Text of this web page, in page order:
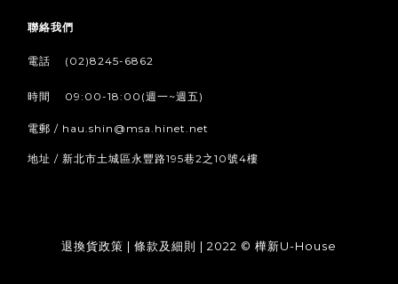
聯絡我們
電話 (02)8245-6862
時間 09:00-18:00(週一~週五)
電郵 / hau.shin@msa.hinet.net
地址 / 新北市土城區永豐路195巷2之10號4樓
退換貨政策 | 條款及細則 | 2022 © 樺新U-House